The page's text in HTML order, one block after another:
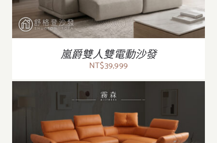
嵐爵雙人雙電動沙發
NT$39,999
/ 詳情